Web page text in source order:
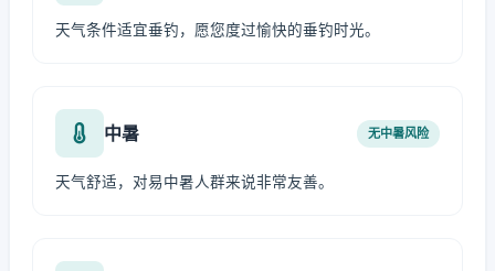
天气条件适宜垂钓，愿您度过愉快的垂钓时光。
中暑 无中暑风险
天气舒适，对易中暑人群来说非常友善。